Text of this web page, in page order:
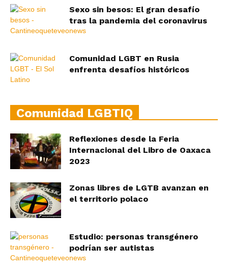
Sexo sin besos: El gran desafío
tras la pandemia del coronavirus
Comunidad LGBT en Rusia
enfrenta desafíos históricos
Comunidad LGBTIQ
Reflexiones desde la Feria
Internacional del Libro de Oaxaca
2023
Zonas libres de LGTB avanzan en
el territorio polaco
Estudio: personas transgénero
podrían ser autistas